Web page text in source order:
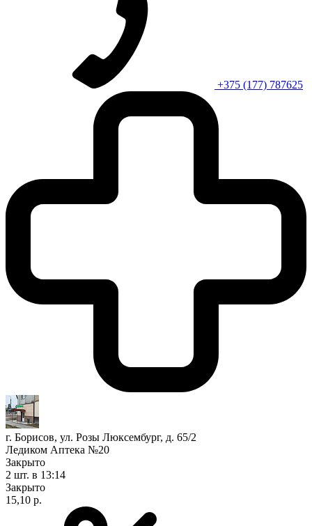
+375 (177) 787625
г. Борисов, ул. Розы Люксембург, д. 65/2
Ледиком Аптека №20
Закрыто
2 шт. в 13:14
Закрыто
15,10 р.